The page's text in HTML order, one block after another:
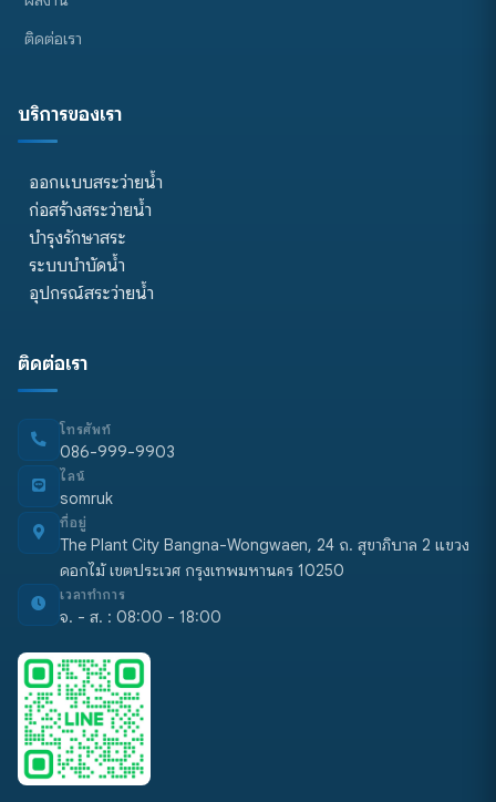
ติดต่อเรา
บริการของเรา
ออกแบบสระว่ายน้ำ
ก่อสร้างสระว่ายน้ำ
บำรุงรักษาสระ
ระบบบำบัดน้ำ
อุปกรณ์สระว่ายน้ำ
ติดต่อเรา
โทรศัพท์
086-999-9903
ไลน์
somruk
ที่อยู่
The Plant City Bangna-Wongwaen, 24 ถ. สุขาภิบาล 2 แขวง
ดอกไม้ เขตประเวศ กรุงเทพมหานคร 10250
เวลาทำการ
จ. - ส. : 08:00 - 18:00